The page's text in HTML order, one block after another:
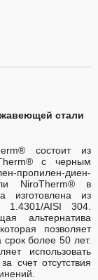
стали
состоит из
с черным
пропилен-диен-
NiroTherm® в
изготовлена из
1.4301/AISI 304.
альтернатива
позволяет
более 50 лет.
использовать
счет отсутствия